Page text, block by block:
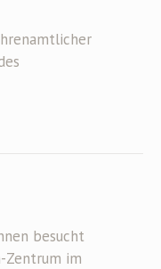
besucht
Zentrum im